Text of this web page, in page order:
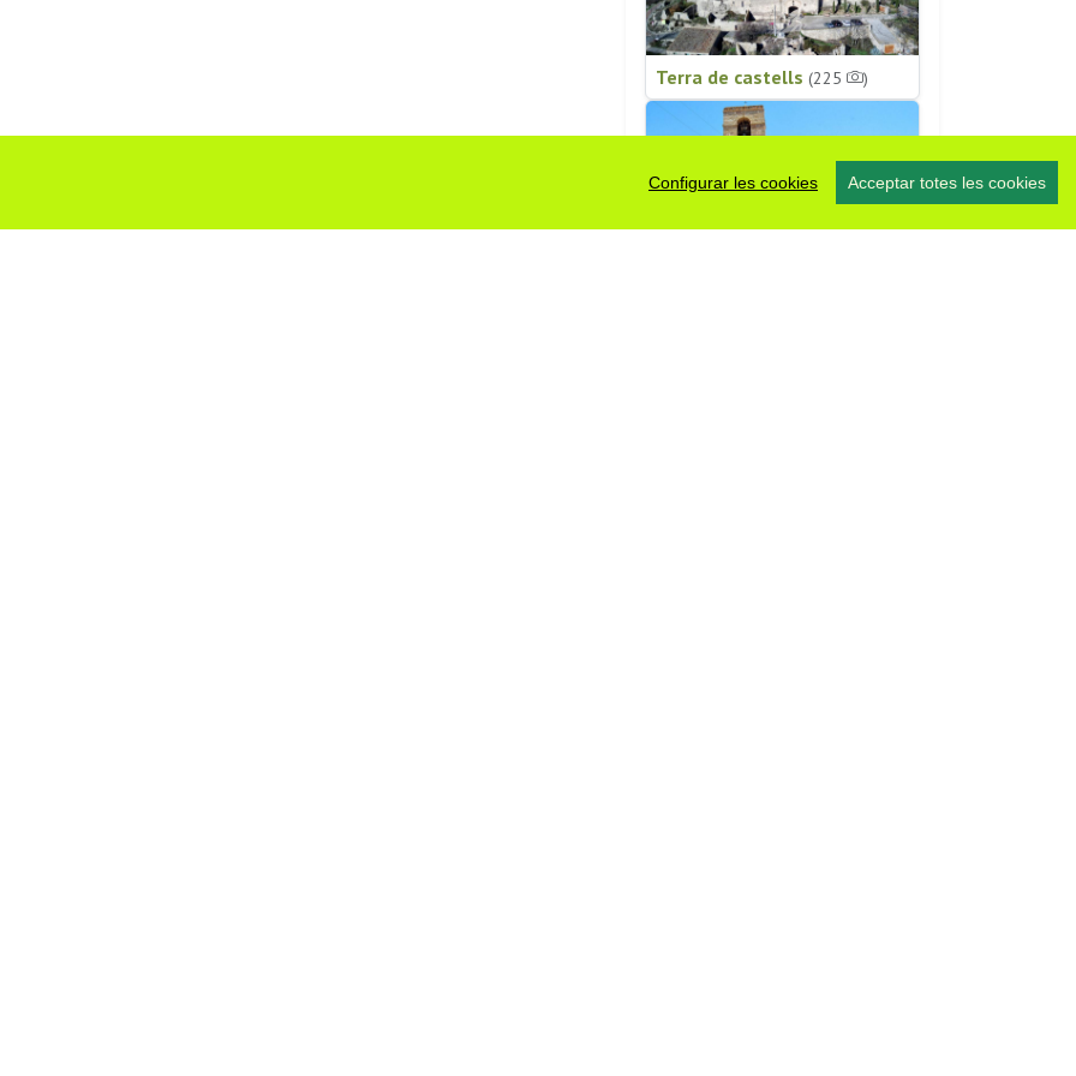
Configurar les cookies Acceptar totes les cookies
Terra de castells (225 )